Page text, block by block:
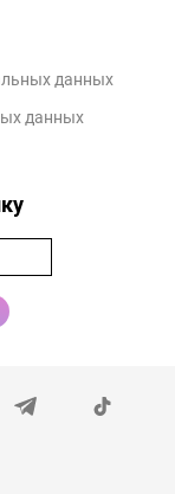
данных
данных